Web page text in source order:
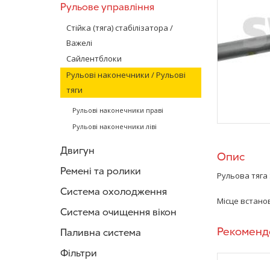
Рульове управління
Стійка (тяга) стабілізатора /
Важелі
Сайлентблоки
Рульові наконечники / Рульові
тяги
Рульові наконечники праві
Рульові наконечники ліві
Двигун
Ремені та ролики
Система охолодження
Система очищення вікон
Паливна система
Фільтри
Опис
Рульова тяга
Місце